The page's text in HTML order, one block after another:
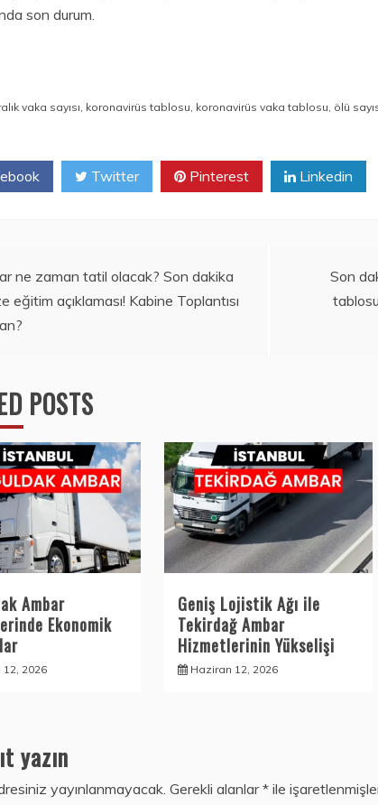
son durum.
vaka sayısı koronavirüs tablosu koronavirüs vaka tablosu ölü
Twitter Pinterest Linkedin
ne zaman tatil olacak? Son dakika
eğitim açıklaması! Kabine Toplantısı
Son
POSTS
Ambar
Ekonomik
2026
Geniş Lojistik Ağı ile
Tekirdağ Ambar
Hizmetlerinin Yükselişi
Haziran 12, 2026
yazın
yayınlanmayacak. Gerekli alanlar* ile